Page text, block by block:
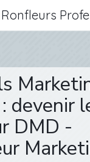
devenir
DMD -